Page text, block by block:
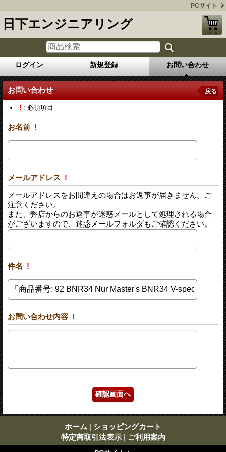
PCサイト
日下エンジニアリング
ログイン 新規登録 お問い合わせ
お問い合わせ 戻る
! : 必須項目
お名前 !
メールアドレス !
メールアドレスをお間違えの場合はお返事が届きません。ご
注意ください。
また、弊店からのお返事が迷惑メールとして処理される場合
がございますので、迷惑メールフォルダもご確認ください。
件名 !
お問い合わせ内容 !
ホーム | ショッピングカート
特定商取引法表示 | ご利用案内